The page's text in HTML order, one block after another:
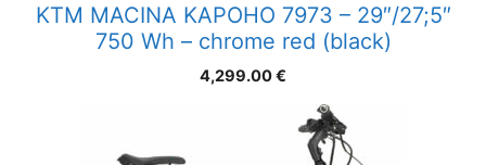
KTM MACINA KAPOHO 7973 – 29″/27;5″
750 Wh – chrome red (black)
4,299.00€